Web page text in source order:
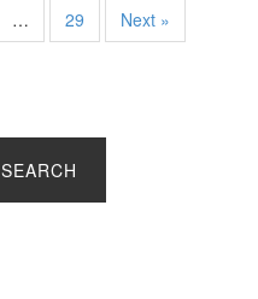
… 29 Next »
SEARCH